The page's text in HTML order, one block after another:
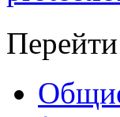
Перейти